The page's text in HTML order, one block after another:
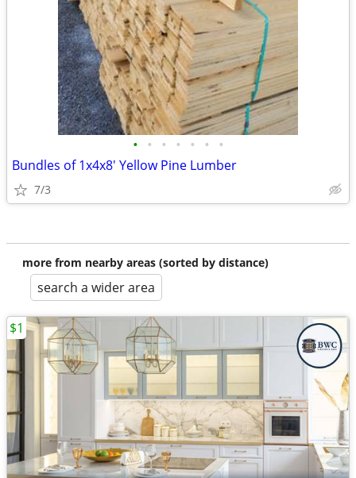
• • • • • • •
Bundles of 1x4x8' Yellow Pine Lumber
7/3
more from nearby areas (sorted by distance)
search a wider area
$1